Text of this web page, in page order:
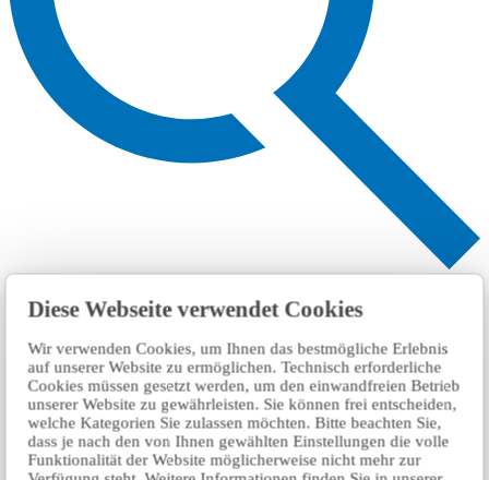
Diese Webseite verwendet Cookies
Wir verwenden Cookies, um Ihnen das bestmögliche Erlebnis
auf unserer Website zu ermöglichen. Technisch erforderliche
Cookies müssen gesetzt werden, um den einwandfreien Betrieb
unserer Website zu gewährleisten. Sie können frei entscheiden,
welche Kategorien Sie zulassen möchten. Bitte beachten Sie,
dass je nach den von Ihnen gewählten Einstellungen die volle
Funktionalität der Website möglicherweise nicht mehr zur